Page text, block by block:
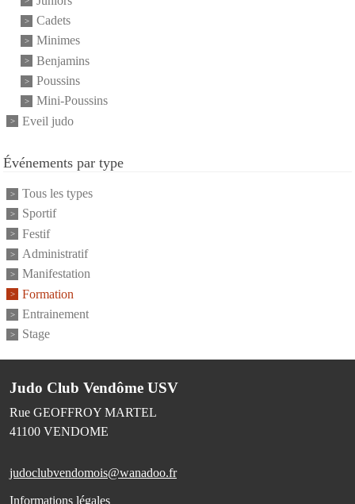
Cadets
Minimes
Benjamins
Poussins
Mini-Poussins
Eveil judo
Événements par type
Tous les types
Sportif
Festif
Administratif
Manifestation
Formation
Entrainement
Stage
Judo Club Vendôme USV
Rue GEOFFROY MARTEL
41100 VENDOME
judoclubvendomois@wanadoo.fr
Informations légales